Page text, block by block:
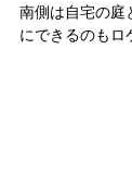
南側は自宅の庭
にできるのもロ